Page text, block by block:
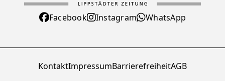
Facebook Instagram WhatsApp
KontaktImpressumBarrierefreiheitAGB